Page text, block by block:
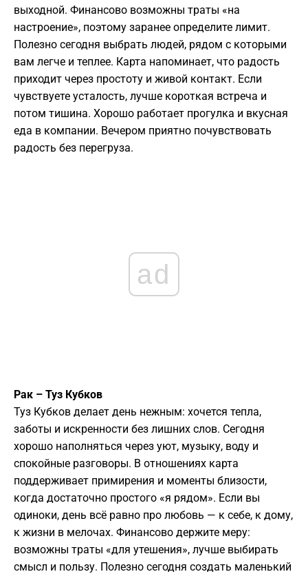
выходной. Финансово возможны траты «на
настроение», поэтому заранее определите лимит.
Полезно сегодня выбрать людей, рядом с которыми
вам легче и теплее. Карта напоминает, что радость
приходит через простоту и живой контакт. Если
чувствуете усталость, лучше короткая встреча и
потом тишина. Хорошо работает прогулка и вкусная
еда в компании. Вечером приятно почувствовать
радость без перегруза.
ad
Рак – Туз Кубков
Туз Кубков делает день нежным: хочется тепла,
заботы и искренности без лишних слов. Сегодня
хорошо наполняться через уют, музыку, воду и
спокойные разговоры. В отношениях карта
поддерживает примирения и моменты близости,
когда достаточно простого «я рядом». Если вы
одиноки, день всё равно про любовь — к себе, к дому,
к жизни в мелочах. Финансово держите меру:
возможны траты «для утешения», лучше выбирать
смысл и пользу. Полезно сегодня создать маленький